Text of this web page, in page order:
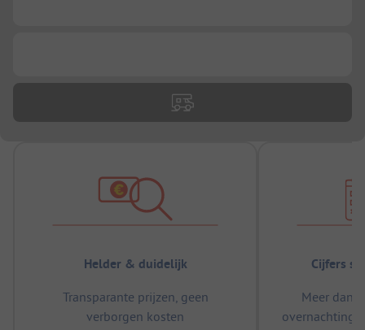
Helder & duidelijk
Transparante prijzen, geen
verborgen kosten
Cijfers
Meer dan